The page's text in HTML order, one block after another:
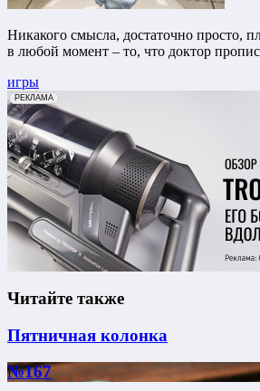
Никакого смысла, достаточно просто,
в любой момент – то, что доктор
игры
erid: 2VfnxxmNzs5
РЕКЛАМА
Читайте также
Пятничная колонка
№167